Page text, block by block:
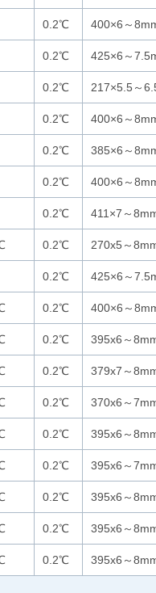
0.2℃ 400×6～
0.2℃ 425×6～
0.2℃ 217×5.5～
0.2℃ 400×6～
0.2℃ 385×6～
0.2℃ 400×6～
0.2℃ 411×7～
0.2℃ 270x5～
0.2℃ 425×6～
0.2℃ 400×6～
0.2℃ 395x6～
0.2℃ 379x7～
0.2℃ 370x6～
0.2℃ 395x6～
0.2℃ 395x6～
0.2℃ 395x6～
0.2℃ 395x6～
0.2℃ 395x6～